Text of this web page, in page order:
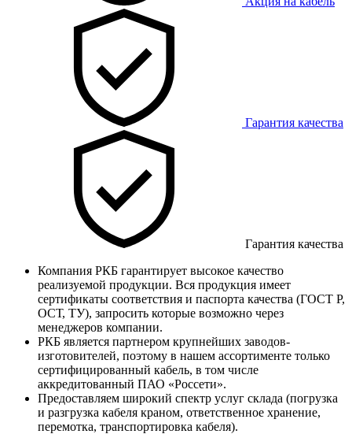
Гарантия качества
Гарантия качества
Компания РКБ гарантирует высокое качество
реализуемой продукции. Вся продукция имеет
сертификаты соответствия и паспорта качества (ГОСТ Р,
ОСТ, ТУ), запросить которые возможно через
менеджеров компании.
РКБ является партнером крупнейших заводов-
изготовителей, поэтому в нашем ассортименте только
сертифицированный кабель, в том числе
аккредитованный ПАО «Россети».
Предоставляем широкий спектр услуг склада (погрузка
и разгрузка кабеля краном, ответственное хранение,
перемотка, транспортировка кабеля).